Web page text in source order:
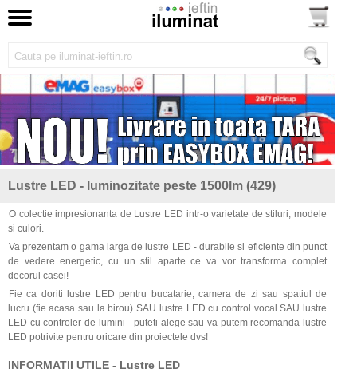
Lustre LED - luminozitate peste 1500lm (429)
O colectie impresionanta de Lustre LED intr-o varietate de stiluri, modele
si culori.
Va prezentam o gama larga de lustre LED - durabile si eficiente din punct
de vedere energetic, cu un stil aparte ce va vor transforma complet
decorul casei!
Fie ca doriti lustre LED pentru bucatarie, camera de zi sau spatiul de
lucru (fie acasa sau la birou) SAU lustre LED cu control vocal SAU lustre
LED cu controler de lumini - puteti alege sau va putem recomanda lustre
LED potrivite pentru oricare din proiectele dvs!
INFORMATII UTILE - Lustre LED